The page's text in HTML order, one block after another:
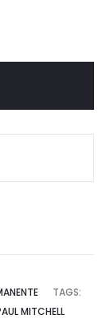
TAGS:
MITCHELL